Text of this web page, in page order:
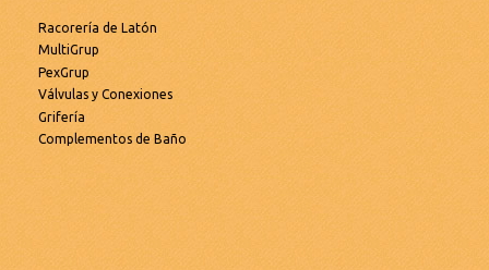
Racorería de Latón
MultiGrup
PexGrup
Válvulas y Conexiones
Grifería
Complementos de Baño